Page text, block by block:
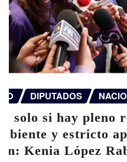
NACIONAL
Ocultar
fue orden
Ángel Aguirre:
victor Ago 6,